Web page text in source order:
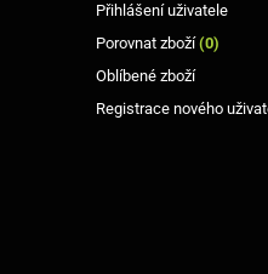
Přihlášení uživatele
Porovnat zboží(0)
Oblíbené zboží
Registrace nového